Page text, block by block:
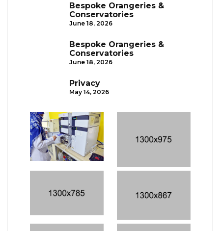
Bespoke Orangeries &
Conservatories
June 18, 2026
Bespoke Orangeries &
Conservatories
June 18, 2026
Privacy
May 14, 2026